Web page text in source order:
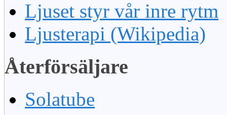
Ljuset styr vår inre rytm
Ljusterapi (Wikipedia)
Återförsäljare
Solatube